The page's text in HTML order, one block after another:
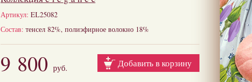
Артикул: EL25082
Состав: тенсел 82%, полиэфирное волокно 18%
Добавить в корзину
9 800 руб.